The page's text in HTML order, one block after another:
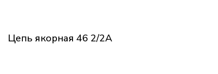
Цепь якорная 46 2/2А